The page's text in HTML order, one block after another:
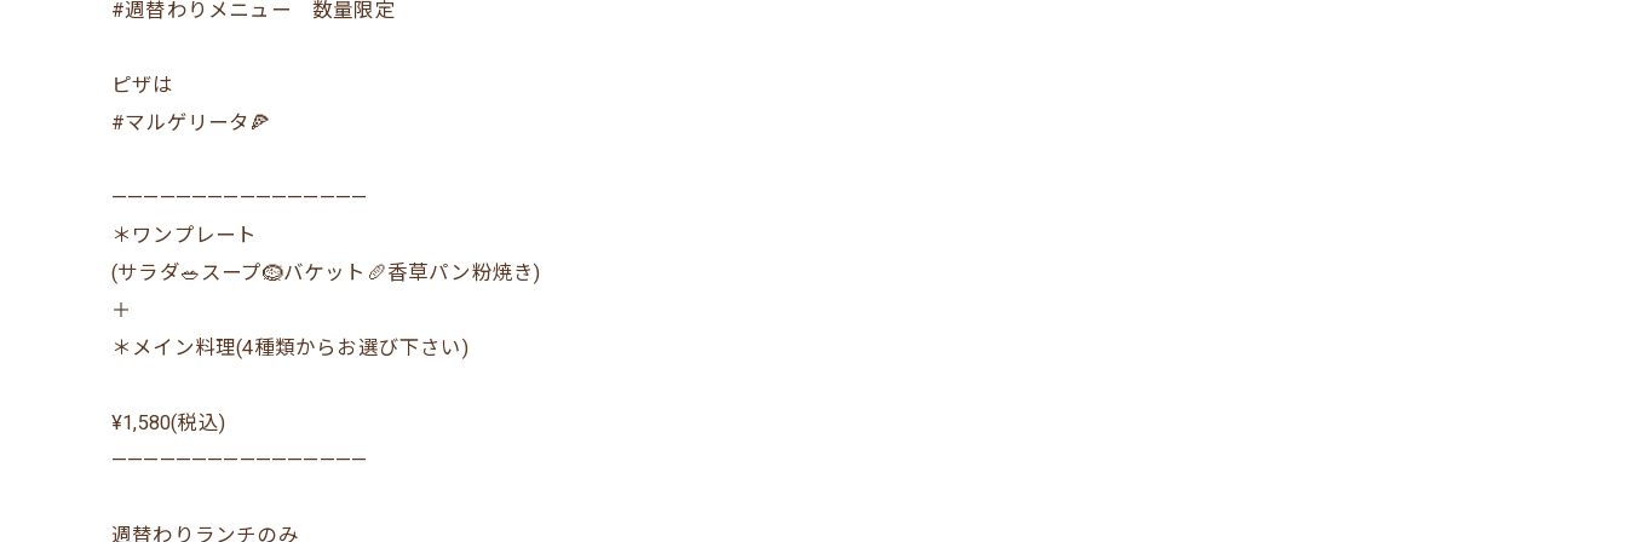
#週替わりメニュー 数量限定
ピザは
#マルゲリータ🍕
————————————————
＊ワンプレート
(サラダ🥗スープ🪹バケット🥖香草パン粉焼き)
＋
＊メイン料理(4種類からお選び下さい)
¥1,580(税込)
————————————————
週替わりランチのみ